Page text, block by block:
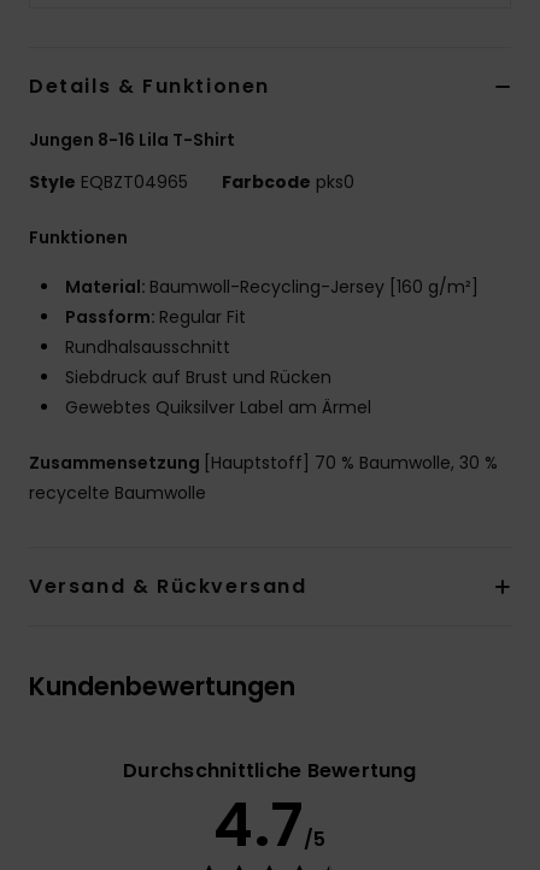
Details & Funktionen
Jungen 8-16 Lila T-Shirt
Style EQBZT04965 Farbcode pks0
Funktionen
Material: Baumwoll-Recycling-Jersey [160 g/m²]
Passform: Regular Fit
Rundhalsausschnitt
Siebdruck auf Brust und Rücken
Gewebtes Quiksilver Label am Ärmel
Zusammensetzung [Hauptstoff] 70 % Baumwolle, 30 %
recycelte Baumwolle
Versand & Rückversand
Kundenbewertungen
Durchschnittliche Bewertung
4.7/5